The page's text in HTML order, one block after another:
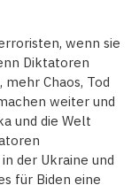
wenn sie
Diktatoren
Chaos, Tod
weiter und
und die Welt
der Ukraine und
für Biden eine